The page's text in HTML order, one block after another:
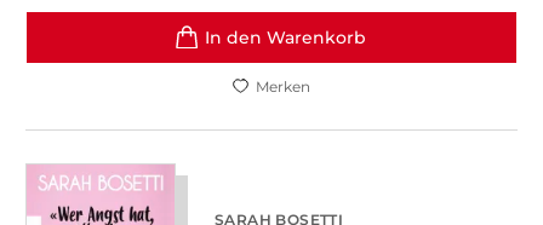
In den Warenkorb
Merken
SARAH BOSETTI